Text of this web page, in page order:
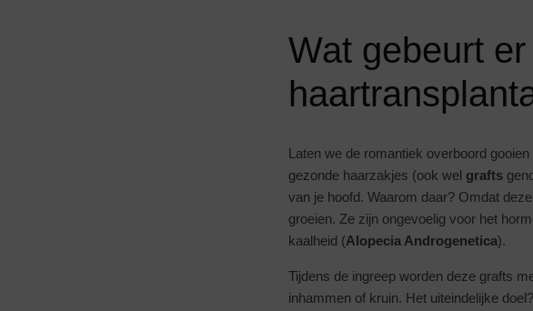
Wat gebeurt
Laten we de romantiek overboord
gezonde haarzakjes (ook wel grafts
van je hoofd. Waarom daar? Omdat
groeien. Ze zijn ongevoelig voor het
kaalheid (Alopecia Androgenetica).
Tijdens de ingreep worden deze grafts
inhammen of kruin. Het uiteindelijke